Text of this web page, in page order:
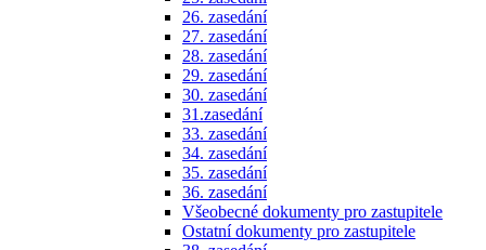
26. zasedání
27. zasedání
28. zasedání
29. zasedání
30. zasedání
31.zasedání
33. zasedání
34. zasedání
35. zasedání
36. zasedání
Všeobecné dokumenty pro zastupitele
Ostatní dokumenty pro zastupitele